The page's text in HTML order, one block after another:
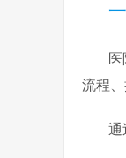
流程
通